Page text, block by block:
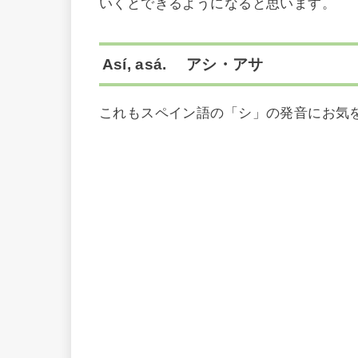
いくとできるようになると思います。
Así, asá. アシ・アサ
これもスペイン語の「シ」の発音にお気